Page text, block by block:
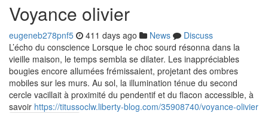
Voyance olivier
eugeneb278pnf5 411 days ago News
Discuss
L’écho du conscience Lorsque le choc sourd résonna dans la
vieille maison, le temps sembla se dilater. Les inappréciables
bougies encore allumées frémissaient, projetant des ombres
mobiles sur les murs. Au sol, la illumination ténue du second
cercle vacillait à proximité du pendentif et du flacon accessible, à
savoir https://titussoclw.liberty-blog.com/35908740/voyance-olivier